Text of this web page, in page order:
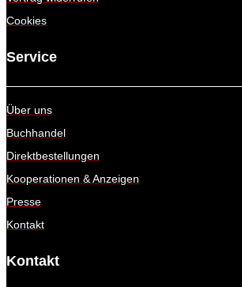
Cookies
Service
Über uns
Buchhandel
Direktbestellungen
Kooperationen & Anzeigen
Presse
Kontakt
Kontakt